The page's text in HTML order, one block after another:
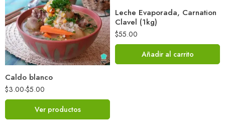
Caldo blanco
$3.00-$5.00
Ver productos
Leche Evaporada, Carnation
Clavel (1kg)
$55.00
Añadir al carrito